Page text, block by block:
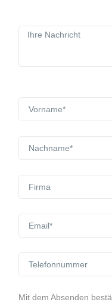
Mit dem Absenden